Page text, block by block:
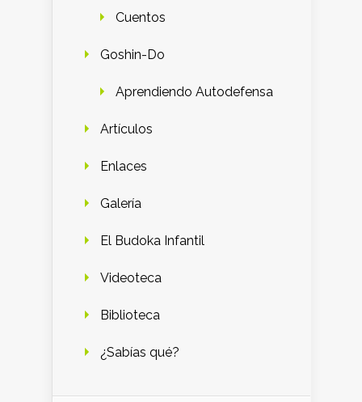
Cuentos
Goshin-Do
Aprendiendo Autodefensa
Artículos
Enlaces
Galería
El Budoka Infantil
Videoteca
Biblioteca
¿Sabías qué?